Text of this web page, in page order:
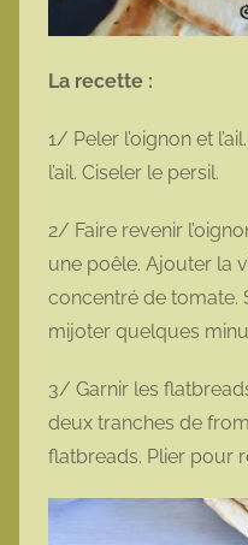
La recette :
1/ Peler l’oignon et
l’ail. Ciseler le persil.
2/ Faire revenir
une poêle. Ajouter la
concentré de tomate.
mijoter quelques
3/ Garnir les
deux tranches de
flatbreads. Plier pour